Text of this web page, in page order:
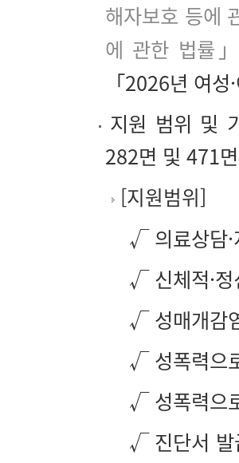
해자보호 등에
에 관한 법률
「2026년 여
지원 범위 및
282면 및 471
[지원범위]
√ 의료상담·
√ 신체적·정
√ 성매개감
√ 성폭력으
√ 성폭력으
√ 진단서 발